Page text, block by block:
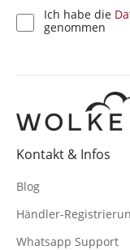
Kontakt & Infos
Blog
Händler-
Whatsapp Support
Ich habe die
genommen